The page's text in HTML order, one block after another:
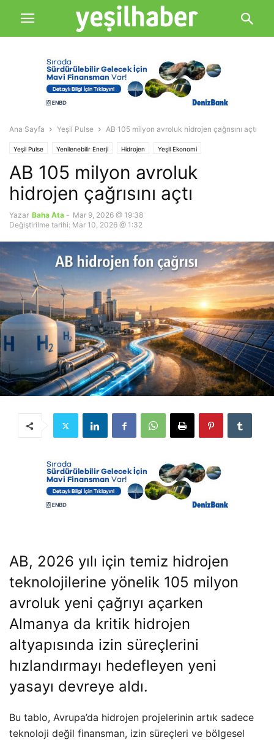
Ana Sayfa Yeşil Pulse AB 105 milyon avroluk hidrojen çağrısını açtı
Yeşil Pulse Yenilenebilir Enerji Hidrojen Yeşil Ekonomi
AB 105 milyon avroluk
hidrojen çağrısını açtı
Yazar Baha Ata - Mar 9, 2026 @ 19:38
Değiştirilme tarihi: Mar 10, 2026 @ 1:32
AB, 2026 yılı için temiz hidrojen
teknolojilerine yönelik 105 milyon
avroluk yeni çağrıyı açarken
Almanya da kritik hidrojen
altyapısında izin süreçlerini
hızlandırmayı hedefleyen yeni
yasayı devreye aldı.
Bu tablo, Avrupa’da hidrojen projelerinin artık sadece
teknoloji değil finansman, izin süreçleri ve bölgesel